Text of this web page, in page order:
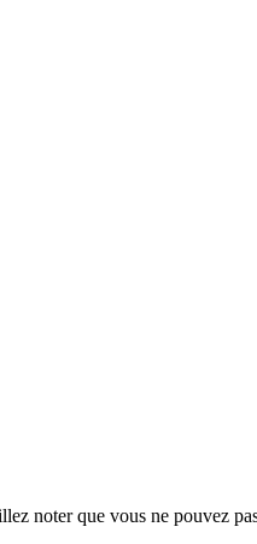
noter que vous ne pouvez